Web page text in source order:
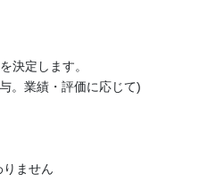
決定します。
。業績・評価に応じて)
ません